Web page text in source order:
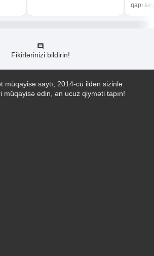
qapı
Fikirlərinizi bildirin!
müqayisə saytı, 2014-cü ildən sizinlə.
müqayisə edin, ən ucuz qiyməti tapın!